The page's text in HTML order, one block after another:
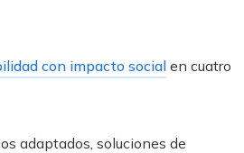
con impacto socialen cuatro
adaptados, soluciones de